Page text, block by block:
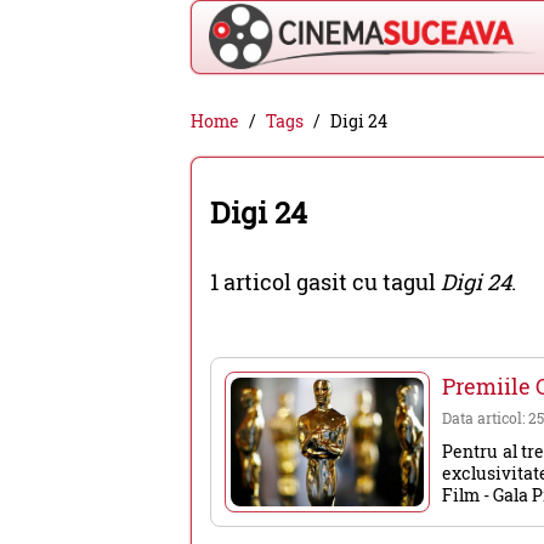
Cinema
Suceava
-
filme
cinema,
evenimente
din
Suceava
Home Tags Digi 24
Digi 24
1 articol gasit cu tagulDigi 24.
Premiile
Data articol:
Pentru al
Film - Gala